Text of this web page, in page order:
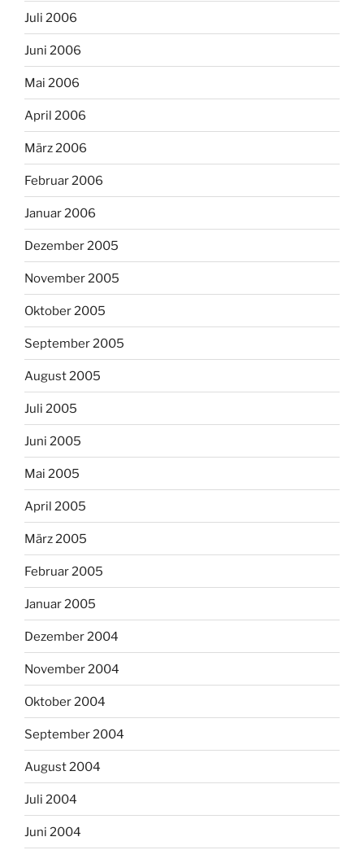
Juli 2006
Juni 2006
Mai 2006
April 2006
März 2006
Februar 2006
Januar 2006
Dezember 2005
November 2005
Oktober 2005
September 2005
August 2005
Juli 2005
Juni 2005
Mai 2005
April 2005
März 2005
Februar 2005
Januar 2005
Dezember 2004
November 2004
Oktober 2004
September 2004
August 2004
Juli 2004
Juni 2004